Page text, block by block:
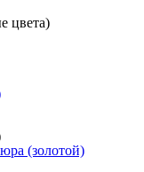
цвета)
(золотой)